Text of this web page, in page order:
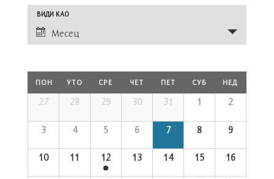
Views
Navigation
Догађај
Views
Navigation
ВИДИ КАО
Месец
Calendar
of
Догађаји
Calendar
Догађаји
ПОН УТО СРЕ ЧЕТ ПЕТ СУБ НЕД
27 28 29 30 31 1 2
3 4 5 6 7 8 9
10 11 12 13 14 15 16